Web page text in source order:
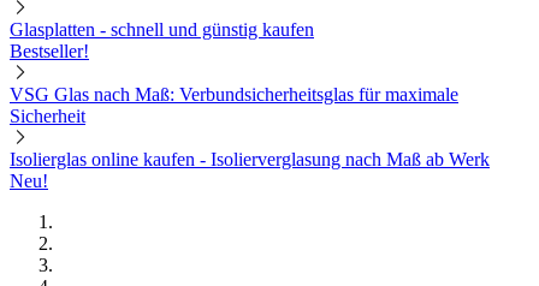
Glasplatten - schnell und günstig kaufen
Bestseller!
VSG Glas nach Maß: Verbundsicherheitsglas für maximale
Sicherheit
Isolierglas online kaufen - Isolierverglasung nach Maß ab Werk
Neu!